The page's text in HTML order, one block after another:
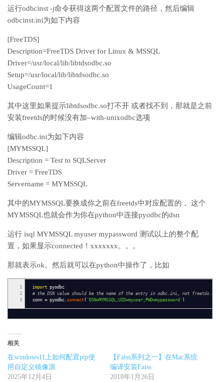
运行odbcinst -j命令获得这两个配置文件的路径，然后编辑
odbcinst.ini为如下内容
[FreeTDS]
Description=FreeTDS Driver for Linux & MSSQL
Driver=/usr/local/lib/libtdsodbc.so
Setup=/usr/local/lib/libtdsodbc.so
UsageCount=1
其中这里如果提示libtdsodbc.so打不开 或者找不到，那就是之前
安装freetds的时候没有加–with-unixodbc选项
编辑odbc.ini为如下内容
[MYMSSQL]
Description = Test to SQLServer
Driver = FreeTDS
Servername = MYMSSQL
其中的MYMSSQL要换成你之前在freetds中对应配置的， 这个
MYMSSQL也就会作为你在python中连接pyodbc的dsn
运行 isql MYMSSQL myuser mypassword 测试以上的整个配
置，如果显示connected！xxxxxxx。。。
那就表示ok。然后就可以在python中操作了，比如
1
2
3
import pyodbc
# the DSN value should be the name of the entry in odbc.ini, not
conn = pyodbc.connect ( 'DSN=MYMSSQL;UID=myuser;PWD=mypassword' )
相关
在windows11上如何配置pip使
用自定义镜像源
2025年12月4日
【Faiss系列之一】在Mac系统
编译安装Faiss
2018年1月26日